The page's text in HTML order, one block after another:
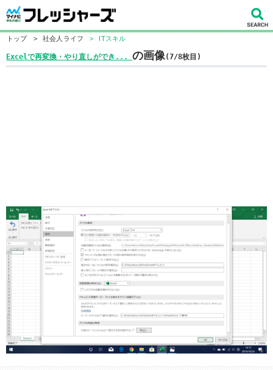
トップ > 社会人ライフ > ITスキル
Excelで再変換・やり直しができ... の画像(7/8枚目)